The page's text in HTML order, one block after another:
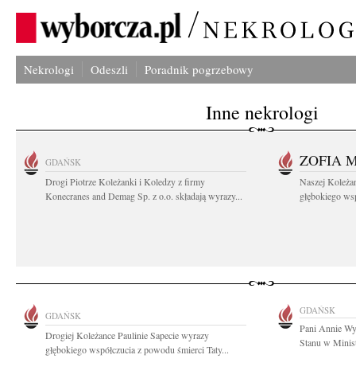
Nekrologi Odeszli Poradnik pogrzebowy
Inne nekrologi
GDAŃSK
Drogi Piotrze Koleżanki i Koledzy z firmy
Konecranes and Demag Sp. z o.o. składają wyrazy...
ZOFIA
Naszej
głębokiego
GDAŃSK
Drogiej Koleżance Paulinie Sapecie wyrazy
głębokiego współczucia z powodu śmierci Taty...
GDAŃSK
Pani Annie
Stanu w